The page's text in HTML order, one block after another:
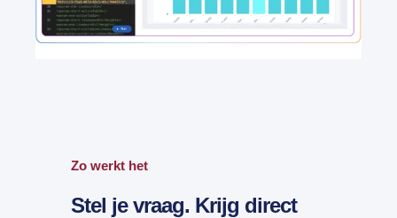
Zo werkt het
Stel je vraag. Krijg direct